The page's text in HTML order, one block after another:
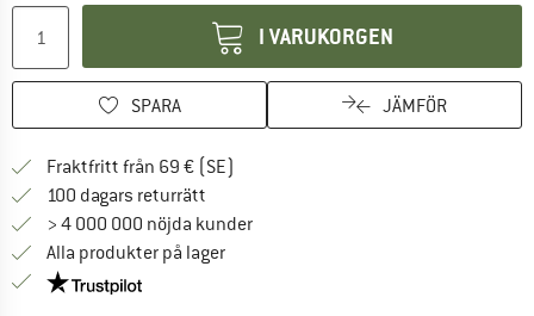
I VARUKORGEN
SPARA JÄMFÖR
Fraktfritt från 69 € (SE)
100 dagars returrätt
> 4 000 000 nöjda kunder
Alla produkter på lager
Trust Pilot-garanti - hitta all information här!